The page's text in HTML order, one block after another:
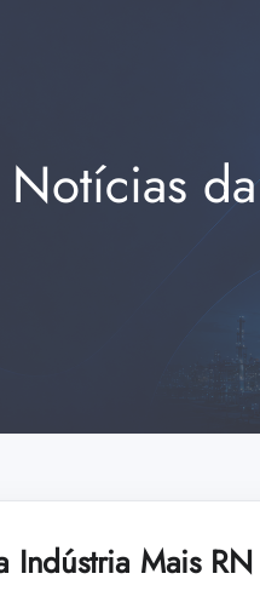
Notícias
Indústria Mais